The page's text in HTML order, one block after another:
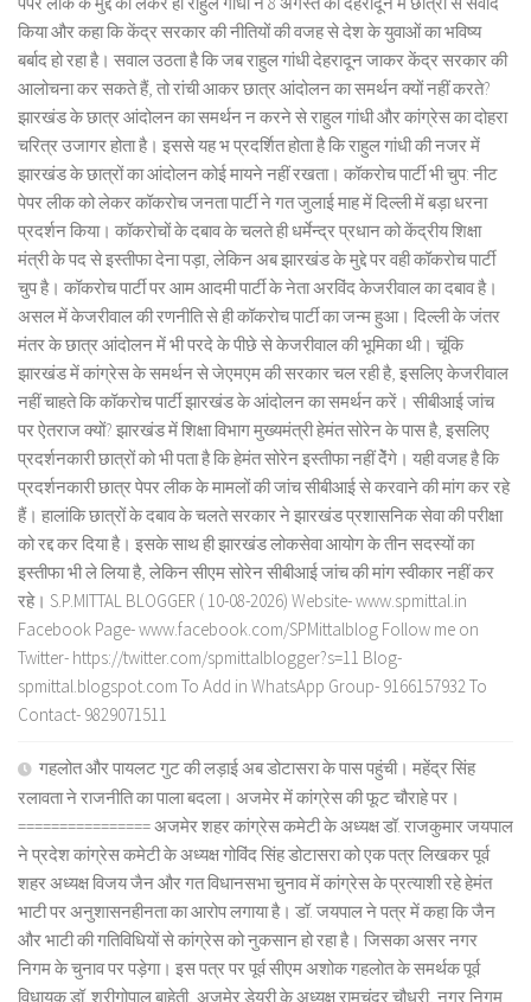
किया और कहा कि केंद्र सरकार की नीतियों की वजह से देश के युवाओं का भविष्य
बर्बाद हो रहा है। सवाल उठता है कि जब राहुल गांधी देहरादून जाकर केंद्र सरकार की
आलोचना कर सकते हैं, तो रांची आकर छात्र आंदोलन का समर्थन क्यों नहीं करते?
झारखंड के छात्र आंदोलन का समर्थन न करने से राहुल गांधी और कांग्रेस का दोहरा
चरित्र उजागर होता है। इससे यह भ प्रदर्शित होता है कि राहुल गांधी की नजर में
झारखंड के छात्रों का आंदोलन कोई मायने नहीं रखता। कॉकरोच पार्टी भी चुप: नीट
पेपर लीक को लेकर कॉकरोच जनता पार्टी ने गत जुलाई माह में दिल्ली में बड़ा धरना
प्रदर्शन किया। कॉकरोचों के दबाव के चलते ही धर्मेन्द्र प्रधान को केंद्रीय शिक्षा
मंत्री के पद से इस्तीफा देना पड़ा, लेकिन अब झारखंड के मुद्दे पर वही कॉकरोच पार्टी
चुप है। कॉकरोच पार्टी पर आम आदमी पार्टी के नेता अरविंद केजरीवाल का दबाव है।
असल में केजरीवाल की रणनीति से ही कॉकरोच पार्टी का जन्म हुआ। दिल्ली के जंतर
मंतर के छात्र आंदोलन में भी परदे के पीछे से केजरीवाल की भूमिका थी। चूंकि
झारखंड में कांग्रेस के समर्थन से जेएमएम की सरकार चल रही है, इसलिए केजरीवाल
नहीं चाहते कि कॉकरोच पार्टी झारखंड के आंदोलन का समर्थन करें। सीबीआई जांच
पर ऐतराज क्यों? झारखंड में शिक्षा विभाग मुख्यमंत्री हेमंत सोरेन के पास है, इसलिए
प्रदर्शनकारी छात्रों को भी पता है कि हेमंत सोरेन इस्तीफा नहीं देेंगे। यही वजह है कि
प्रदर्शनकारी छात्र पेपर लीक के मामलों की जांच सीबीआई से करवाने की मांग कर रहे
हैं। हालांकि छात्रों के दबाव के चलते सरकार ने झारखंड प्रशासनिक सेवा की परीक्षा
को रद्द कर दिया है। इसके साथ ही झारखंड लोकसेवा आयोग के तीन सदस्यों का
इस्तीफा भी ले लिया है, लेकिन सीएम सोरेन सीबीआई जांच की मांग स्वीकार नहीं कर
रहे। S.P.MITTAL BLOGGER ( 10-08-2026) Website- www.spmittal.in
Facebook Page- www.facebook.com/SPMittalblog Follow me on
Twitter- https://twitter.com/spmittalblogger?s=11 Blog-
spmittal.blogspot.com To Add in WhatsApp Group- 9166157932 To
Contact- 9829071511
गहलोत और पायलट गुट की लड़ाई अब डोटासरा के पास पहुंची। महेंद्र सिंह
रलावता ने राजनीति का पाला बदला। अजमेर में कांग्रेस की फूट चौराहे पर।
================ अजमेर शहर कांग्रेस कमेटी के अध्यक्ष डॉ. राजकुमार जयपाल
ने प्रदेश कांग्रेस कमेटी के अध्यक्ष गोविंद सिंह डोटासरा को एक पत्र लिखकर पूर्व
शहर अध्यक्ष विजय जैन और गत विधानसभा चुनाव में कांग्रेस के प्रत्याशी रहे हेमंत
भाटी पर अनुशासनहीनता का आरोप लगाया है। डॉ. जयपाल ने पत्र में कहा कि जैन
और भाटी की गतिविधियों से कांग्रेस को नुकसान हो रहा है। जिसका असर नगर
निगम के चुनाव पर पड़ेगा। इस पत्र पर पूर्व सीएम अशोक गहलोत के समर्थक पूर्व
विधायक डॉ. श्रीगोपाल बाहेती, अजमेर डेयरी के अध्यक्ष रामचंद्र चौधरी, नगर निगम